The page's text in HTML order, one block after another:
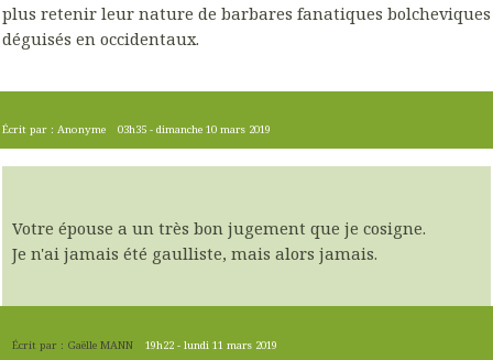
plus retenir leur nature de barbares fanatiques bolcheviques
déguisés en occidentaux.
Écrit par : Anonyme 03h35 -dimanche 10 mars 2019
Votre épouse a un très bon jugement que je cosigne.
Je n'ai jamais été gaulliste, mais alors jamais.
Écrit par : Gaëlle MANN 19h22 -lundi 11 mars 2019